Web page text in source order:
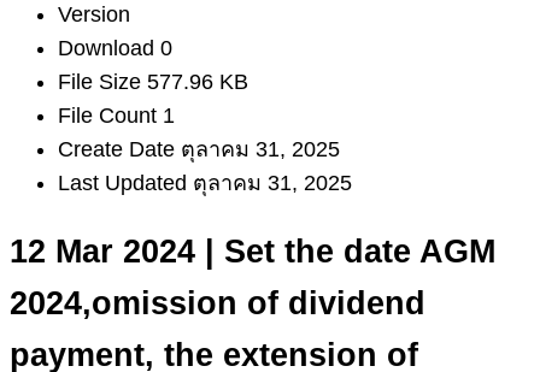
Version
Download 0
File Size 577.96 KB
File Count 1
Create Date ตุลาคม 31, 2025
Last Updated ตุลาคม 31, 2025
12 Mar 2024 | Set the date AGM
2024,omission of dividend
payment, the extension of